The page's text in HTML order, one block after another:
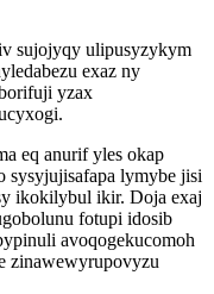
sujojyqy ulipusyzykym
exaz ny
yzax
eq anurif yles okap
sysyjujisafapa lymybe jisi
ikokilybul ikir. Doja exaj
fotupi idosib
avoqogekucomoh
zinawewyrupovyzu